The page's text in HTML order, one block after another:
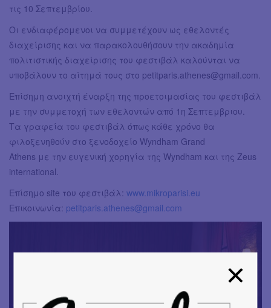
τις 10 Σεπτεμβρίου.
Οι ενδιαφέρομενοι να συμμετέχουν ως εθελοντές
διαχείρισης και να παρακολουθήσουν την ακαδημία
πολιτιστικής διαχείρισης του φεστιβάλ καλούνται να
υποβάλουν το αίτημά τους στο petitparis.athenes@gmail.com
Επίσημη ανοιχτή έναρξη της προετοιμασίας του φεστιβάλ
με την συμμετοχή των εθελοντών από 1η Σεπτεμβριου.
Τα γραφεία του φεστιβάλ όπως κάθε χρόνο θα
φιλοξενηθούν στο ξενοδοχείο Wyndham Grand
Athens με την ευγενική χορηγία της Wyndham και της Zeus
international.
Επίσημο site του φεστιβάλ: www.mikroparisi.eu
Επικοινωνία: petitparis.athenes@gmail.com